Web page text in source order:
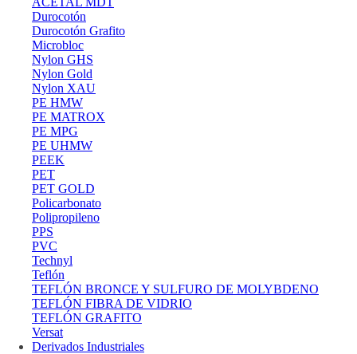
Durocotón
Durocotón Grafito
Microbloc
Nylon GHS
Nylon Gold
Nylon XAU
PE HMW
PE MATROX
PE MPG
PE UHMW
PEEK
PET
PET GOLD
Policarbonato
Polipropileno
PPS
PVC
Technyl
Teflón
TEFLÓN BRONCE Y SULFURO DE MOLYBDENO
TEFLÓN FIBRA DE VIDRIO
TEFLÓN GRAFITO
Versat
Derivados Industriales